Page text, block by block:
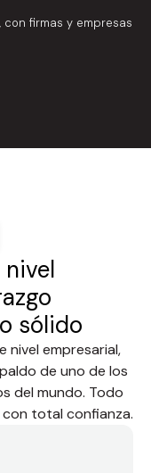
firmas y empresas
nivel
sólido
nivel empresarial,
de uno de los
del mundo. Todo
total confianza.